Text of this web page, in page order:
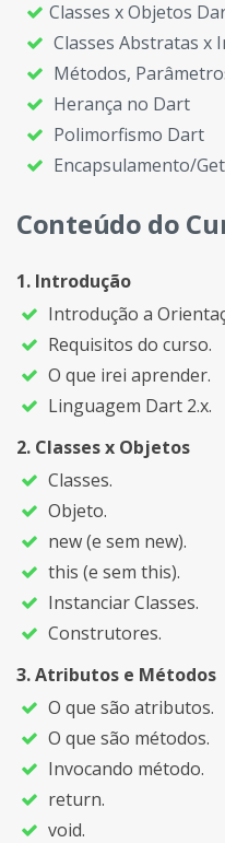
Classes x Objetos
Classes Abstratas x
Métodos,
Herança no Dart
Polimorfismo Dart
Encapsulamento/
Conteúdo do
Introdução
Introdução a
Requisitos do curso.
O que irei aprender.
Linguagem Dart 2.x.
Classes x Objetos
Classes.
Objeto.
new (e sem new).
this (e sem this).
Instanciar Classes.
Construtores.
Atributos e Métodos
O que são atributos.
O que são métodos.
Invocando método.
return.
void.